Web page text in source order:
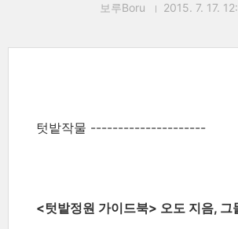
보루Boru 2015. 7. 17.
텃밭작물 ---------------------
<텃밭정원 가이드북> 오도 지음, 그